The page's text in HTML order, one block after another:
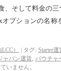
、そして料金の
プションの名称
） タグ: Starter運
ャパン運賃, バウチャ
いません。